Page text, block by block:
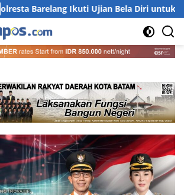
Barelang Ikuti Ujian Bela Diri untuk